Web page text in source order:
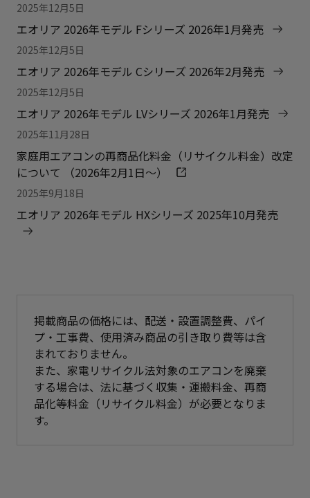
2025年12月5日
エオリア 2026年モデル Fシリーズ 2026年1月発売
2025年12月5日
エオリア 2026年モデル Cシリーズ 2026年2月発売
2025年12月5日
エオリア 2026年モデル LVシリーズ 2026年1月発売
2025年11月28日
家庭用エアコンの再商品化料金（リサイクル料金）改定
について （2026年2月1日～）
2025年9月18日
エオリア 2026年モデル HXシリーズ 2025年10月発売
掲載商品の価格には、配送・設置調整費、パイ
プ・工事費、使用済み商品の引き取り費等は含
まれておりません。
また、家電リサイクル法対象のエアコンを廃棄
する場合は、法に基づく収集・運搬料金、再商
品化等料金（リサイクル料金）が必要となりま
す。